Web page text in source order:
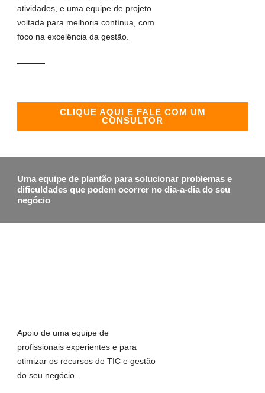
atividades, e uma equipe de projeto
voltada para melhoria contínua, com
foco na excelência da gestão.
CLIQUE AQUI E FALE COM UM
CONSULTOR
Uma equipe de plantão para solucionar problemas e
dificuldades que podem ocorrer no dia-a-dia do seu
negócio
Apoio de uma equipe de
profissionais experientes e para
otimizar os recursos de TIC e gestão
do seu negócio.